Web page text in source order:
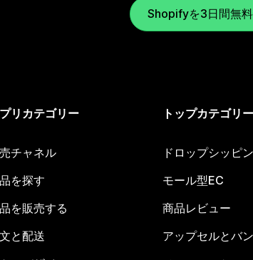
Shopifyを3日間無
リカテゴリー
チャネル
を探す
を販売する
と配送
トップカテゴリー
ドロップシッピ
モール型EC
商品レビュー
アップセルとバ